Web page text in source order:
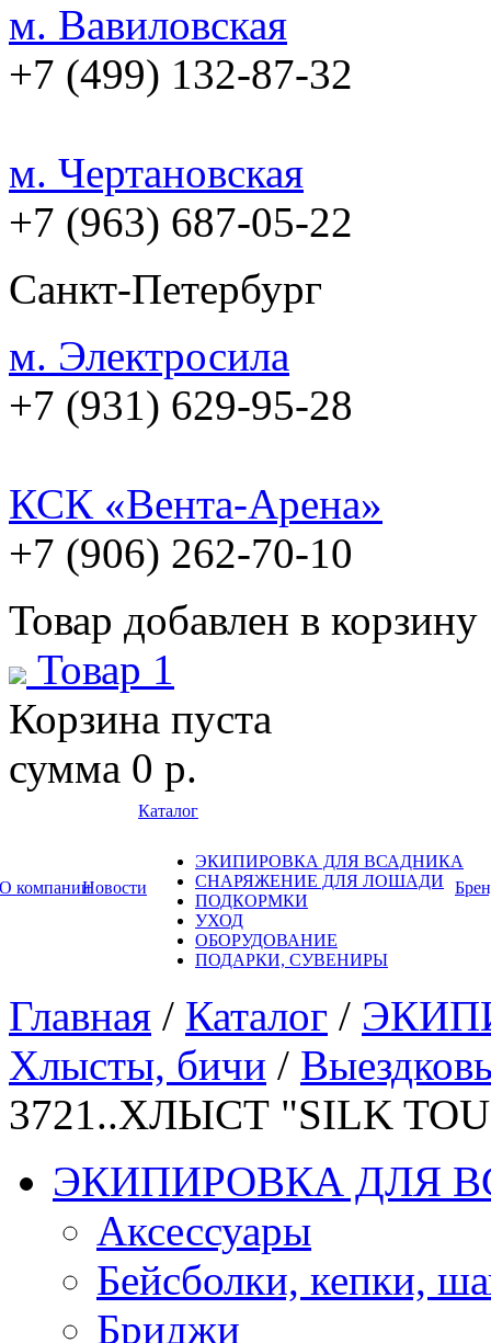
м. Вавиловская
+7 (499) 132-87-32
м. Чертановская
+7 (963) 687-05-22
Санкт-Петербург
м. Электросила
+7 (931) 629-95-28
КСК «Вента-Арена»
+7 (906) 262-70-10
Товар добавлен в корзину
Товар 1
Корзина пуста
сумма 0 р.
О компанииНовости
Каталог
ЭКИПИРОВКА ДЛЯ ВСАДНИКА
СНАРЯЖЕНИЕ ДЛЯ ЛОШАДИ
ПОДКОРМКИ
УХОД
ОБОРУДОВАНИЕ
ПОДАРКИ, СУВЕНИРЫ
Главная / Каталог /
Хлысты, бичи /
3721..ХЛЫСТ "SILK
ЭКИПИРОВКА ДЛЯ
Аксессуары
Бейсболки, кепки,
Бриджи